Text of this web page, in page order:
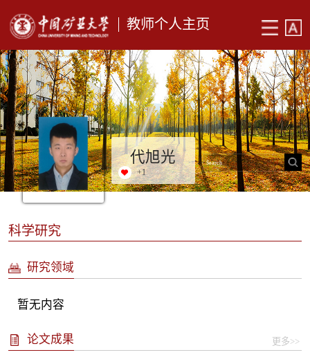
教师个人主页
代旭光
+1
科学研究
研究领域
暂无内容
论文成果 更多>>